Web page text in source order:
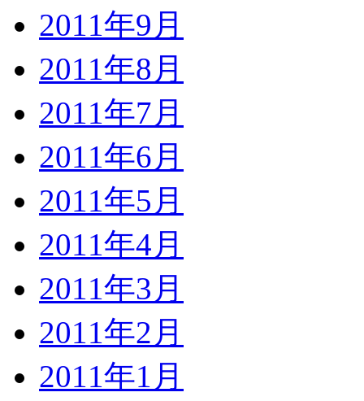
2011年9月
2011年8月
2011年7月
2011年6月
2011年5月
2011年4月
2011年3月
2011年2月
2011年1月